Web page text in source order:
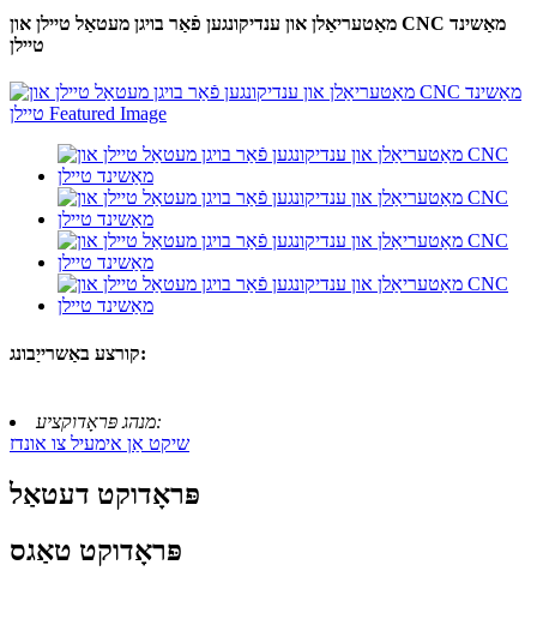
מאַטעריאַלן און ענדיקונגען פֿאַר בויגן מעטאַל טיילן און CNC מאַשינד
טיילן
קורצע באַשרייַבונג:
מנהג פּראָדוקציע:
שיקט אַן אימעיל צו אונדז
פּראָדוקט דעטאַל
פּראָדוקט טאַגס